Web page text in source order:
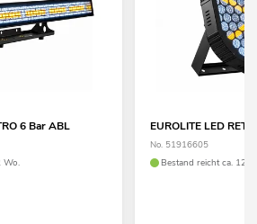
6 Bar ABL
Wo.
EUROLITE LED
No. 51916605
Bestand reicht ca. 12